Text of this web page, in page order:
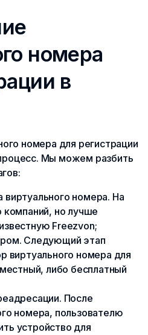
номера
в
номера для регистрации
Мы можем разбить
номера. На
компаний, но лучше
Freezvon;
Следующий этап
виртуального номера для
либо бесплатный
После
номера, пользователю
устройство для